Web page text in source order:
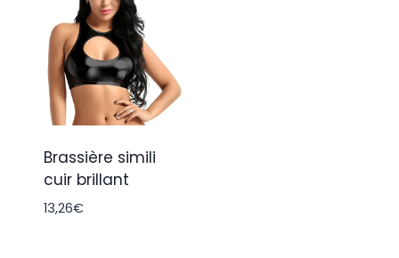
Brassière simili
cuir brillant
13,26€